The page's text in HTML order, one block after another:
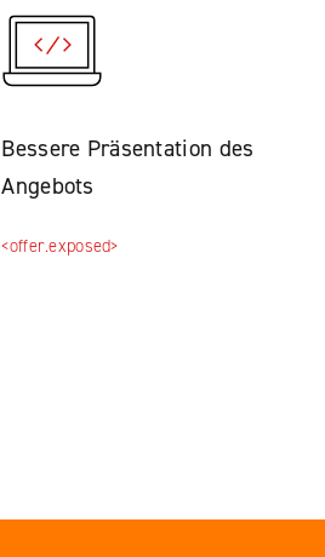
Bessere Präsentation des
Angebots
<offer.exposed>